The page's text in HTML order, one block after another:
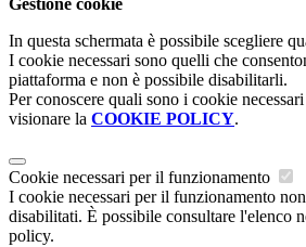
Gestione cookie
In questa schermata è possibile scegliere
I cookie necessari sono quelli che
piattaforma e non è possibile disabilitarli.
Per conoscere quali sono i cookie
visionare la COOKIE POLICY.
Cookie necessari per il funzionamento
I cookie necessari per il funzionamento
disabilitati. È possibile consultare l'elenco
policy.